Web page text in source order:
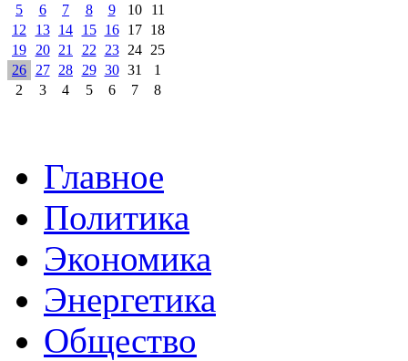
5
6 7 8 9 10
11
12
13 14 15 16 17
18
19
20 21 22 23 24
25
26
27 28 29 30 31
1
2
3 4 5 6 7 8
Главное
Политика
Экономика
Энергетика
Общество